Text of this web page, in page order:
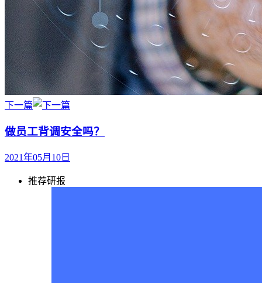
下一篇
做员工背调安全吗？
2021年05月10日
推荐研报